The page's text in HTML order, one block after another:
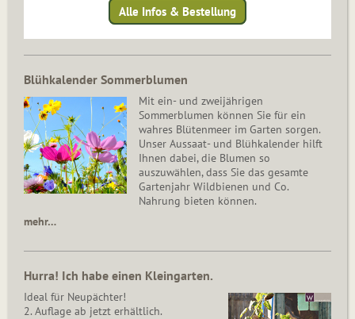
Alle Infos & Bestellung
Blühkalender Sommerblumen
Mit ein- und zweijährigen
Sommerblumen können Sie für ein
wahres Blütenmeer im Garten sorgen.
Unser Aussaat- und Blühkalender hilft
Ihnen dabei, die Blumen so
auszuwählen, dass Sie das gesamte
Gartenjahr Wildbienen und Co.
Nahrung bieten können.
mehr…
Hurra! Ich habe einen Kleingarten.
Ideal für Neupächter!
2. Auflage ab jetzt erhältlich.